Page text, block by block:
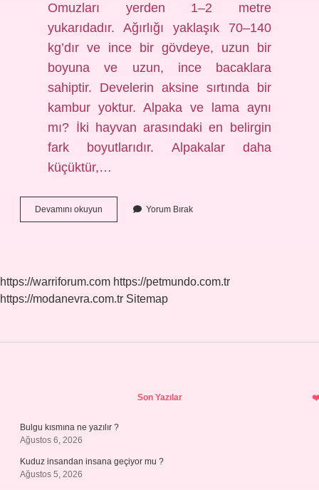
Omuzları yerden 1–2 metre
yukarıdadır. Ağırlığı yaklaşık 70–140
kg’dır ve ince bir gövdeye, uzun bir
boyuna ve uzun, ince bacaklara
sahiptir. Develerin aksine sırtında bir
kambur yoktur. Alpaka ve lama aynı
mı? İki hayvan arasındaki en belirgin
fark boyutlarıdır. Alpakalar daha
küçüktür,…
Devamını okuyun
Hangi
Yorum Bırak
https://warriforum.com https://petmundo.com.tr
https://modanevra.com.tr Sitemap
Son Yazılar
Bulgu kısmına ne yazılır ?
Ağustos 6, 2026
Kuduz insandan insana geçiyor mu ?
Ağustos 5, 2026